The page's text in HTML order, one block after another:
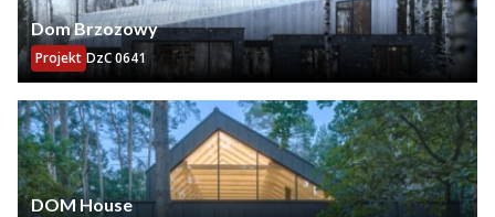
Dom Brzozowy
Projekt DzC 0641
DOM House